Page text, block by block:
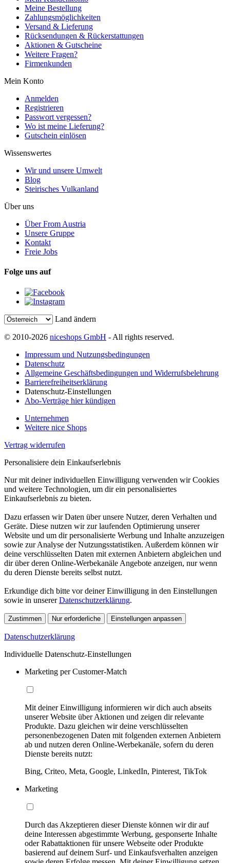
Meine Bestellung
Zahlungsmöglichkeiten
Versand & Lieferung
Rücksendungen & Rückerstattungen
Aktionen & Gutscheine
Weitere Fragen?
Firmenkunden
Mein Konto
Anmelden
Registrieren
Passwort vergessen?
Wo ist meine Lieferung?
Gutschein einlösen
Wissenswertes
Wir und unsere Umwelt
Blog
Steirisches Vulkanland
Über uns
Über From Austria
Unsere Gruppe
Kontakt
Freie Jobs
Folge uns auf
Land ändern
© 2010-2026 niceshops GmbH - All rights reserved.
Impressum und Nutzungsbedingungen
Datenschutz
Allgemeine Geschäftsbedingungen und Widerrufsbelehrung
Barrierefreiheitserklärung
Datenschutz-Einstellungen
Abo-Verträge hier kündigen
Unternehmen
Weitere nice Shops
Vertrag widerrufen
Personalisiere dein Einkaufserlebnis
Nur mit deiner individuellen Einwilligung verwenden wir Cookies
und weitere Technologien, um dir ein personalisiertes
Einkaufserlebnis zu bieten.
Dazu erfassen wir Daten über unsere Nutzer, deren Verhalten und
Geräte. Diese nutzen wir zur laufenden Optimierung unserer
Website und um dir personalisierte Werbung und Inhalte anzuzeigen
sowie zur Analyse der Nutzungsstatistiken. Außerdem können wir
deine verschlüsselten Daten mit externen Anbietern abgleichen und
dir über deren Online-Werbekanäle Angebote anzeigen, nur wenn
du deren Dienste bereits selbst nutzt.
Erkundige dich bitte vor deiner Einwilligung in den Einstellungen
sowie in unsererDatenschutzerklärung.
Zustimmen Nur erforderliche Einstellungen anpassen
Datenschutzerklärung
Individuelle Datenschutz-Einstellungen
Marketing per Customer-Match
Mit deiner Einwilligung informieren wir dich auch abseits
unserer Website über Aktionen und zeigen dir relevante
Produkte. Dazu gleichen wir deine verschlüsselten
personenbezogenen Daten mit folgenden externen Anbietern
ab und nutzen deren Online-Werbekanäle, sofern du deren
Dienste bereits nutzt:
Bing, Criteo, Meta, Google, LinkedIn, Pinterest, TikTok
Marketing
Durch das Akzeptieren dieser Dienste können wir dir auf
deine Interessen abgestimmte Werbung, gesponserte Inhalte
oder Rabattaktionen für unsere Webseite oder Produkte
basierend auf deinem Surf- und Einkaufsverhalten anzeigen